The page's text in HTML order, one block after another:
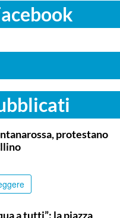
protestano
a tutti”: la piazza